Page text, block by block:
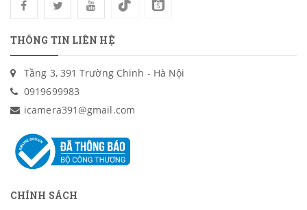
THÔNG TIN LIÊN HỆ
Tầng 3, 391 Trường Chinh - Hà Nội
0919699983
icamera391@gmail.com
CHÍNH SÁCH